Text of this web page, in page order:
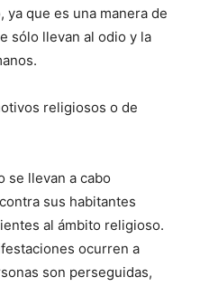
que es una manera de
sólo llevan al odio y la
religiosos o de
se llevan a cabo
sus habitantes
al ámbito religioso.
ocurren a
son perseguidas,